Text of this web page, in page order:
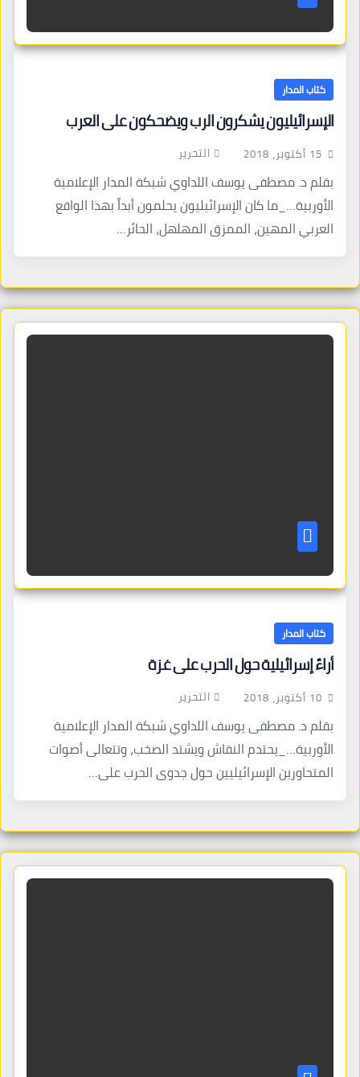
كتاب المدار
الإسرائيليون يشكرون الرب ويضحكون على العرب
15 أكتوبر، 2018 التحرير
بقلم د. مصطفى يوسف اللداوي شبكة المدار الإعلامية
الأوربية…_ما كان الإسرائيليون يحلمون أبداً بهذا الواقع
العربي المهين، الممزق المهلهل، الحائر…
كتاب المدار
أراءٌ إسرائيلية حول الحرب على غزة
10 أكتوبر، 2018 التحرير
بقلم د. مصطفى يوسف اللداوي شبكة المدار الإعلامية
الأوربية…_يحتدم النقاش ويشتد الصخب، وتتعالى أصوات
المتحاورين الإسرائيليين حول جدوى الحرب على…